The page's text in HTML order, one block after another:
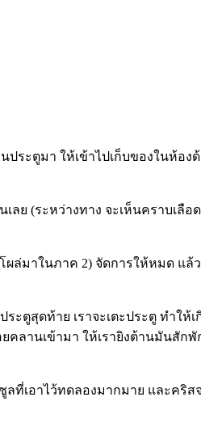
ประตูมา ให้เข้าไปเก็บของในห้อง
ย (ระหว่างทาง จะเห็นคราบเลือ
ผล่มาในภาค 2) จัดการให้หมด แ
ตูสุดท้าย เราจะเตะประตู ทำให้
คลานเข้ามา ให้เรายิงต้านมันสัก
ที่เอาไว้ทดลองมากมาย และคริ